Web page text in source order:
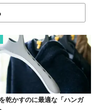
はないけれど、写真から
いる……さり気なく見守っ
です。
乾かすのに最適な「ハンガ